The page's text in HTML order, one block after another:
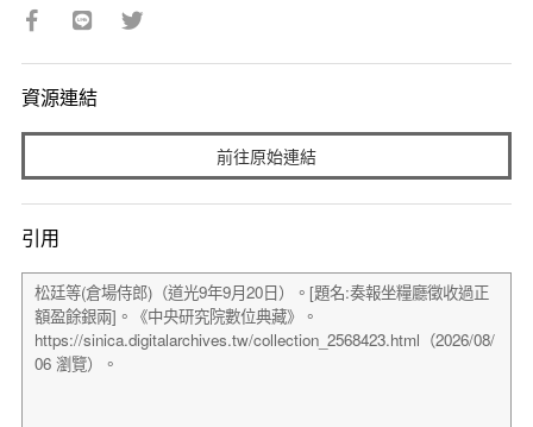
資源連結
前往原始連結
引用